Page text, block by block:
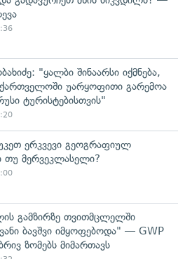
"ყალბი შინაარსი იქმნება,
უარყოფითი გარემოა
ტურისტებისთვის"
უკეთ ერკვევი გეოგრაფიულ
თუ მერვეკლასელი?
გამზირზე თვითმცლელში
ბავშვი იმყოფებოდა" — GWP
ზომებს მიმართავს